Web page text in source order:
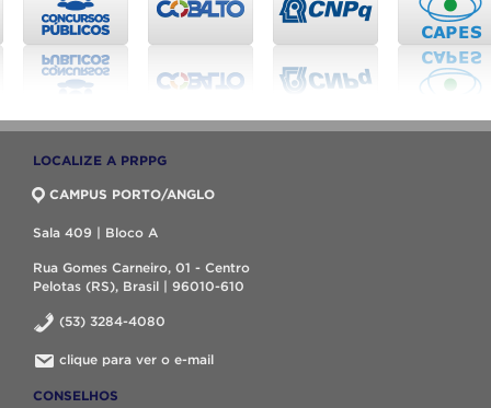
LOCALIZE A PRPPG
CAMPUS PORTO/ANGLO
Sala 409 | Bloco A
Rua Gomes Carneiro, 01 - Centro
Pelotas (RS), Brasil | 96010-610
(53) 3284-4080
clique para ver o e-mail
CONSELHOS